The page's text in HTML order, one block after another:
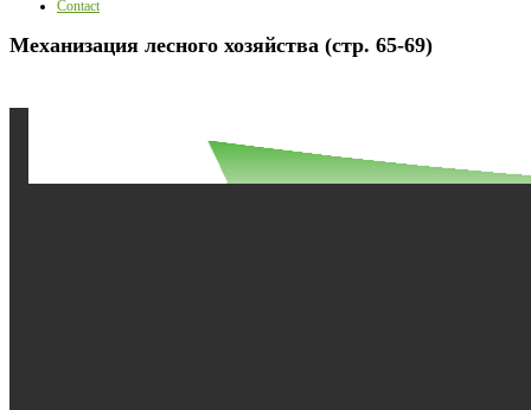
Contact
Механизация лесного хозяйства (стр. 65-69)